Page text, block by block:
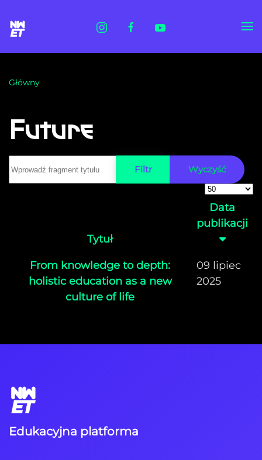
Skip to main content
Główny
Future
Wprowadź fragment tytułu
Filtr Wyczyść
Pokaż #
Tytuł
Data
publikacji
From knowledge to depth:
holistic education as a new
culture of life
09 lipiec
2025
Edukacyjna platforma